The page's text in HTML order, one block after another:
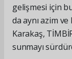
gelişmesi için
da aynı azim ve
Karakaş,
sunmayı